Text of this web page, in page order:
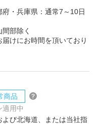
・兵庫県：通常7～10日
部除く
届けにお時間を頂いており
商品
適用中
び北海道、または当社指